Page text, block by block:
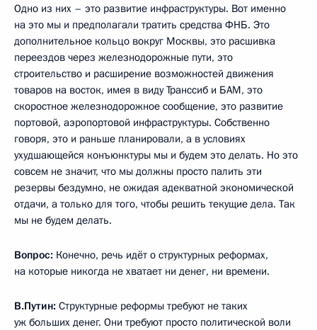
Одно из них – это развитие инфраструктуры. Вот именно
на это мы и предполагали тратить средства ФНБ. Это
дополнительное кольцо вокруг Москвы, это расшивка
переездов через железнодорожные пути, это
строительство и расширение возможностей движения
товаров на восток, имея в виду Транссиб и БАМ, это
скоростное железнодорожное сообщение, это развитие
портовой, аэропортовой инфраструктуры. Собственно
говоря, это и раньше планировали, а в условиях
ухудшающейся конъюнктуры мы и будем это делать. Но это
совсем не значит, что мы должны просто палить эти
резервы бездумно, не ожидая адекватной экономической
отдачи, а только для того, чтобы решить текущие дела. Так
мы не будем делать.
Вопрос: Конечно, речь идёт о структурных реформах,
на которые никогда не хватает ни денег, ни времени.
В.Путин: Структурные реформы требуют не таких
уж больших денег. Они требуют просто политической воли